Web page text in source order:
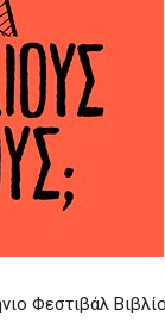
Φεστιβάλ